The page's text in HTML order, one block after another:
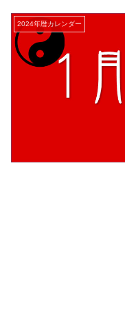
2024年暦カレンダー